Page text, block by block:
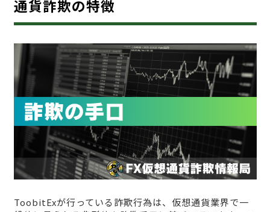
通貨詐欺の特徴
ToobitExが行っている詐欺行為は、仮想通貨業界で一